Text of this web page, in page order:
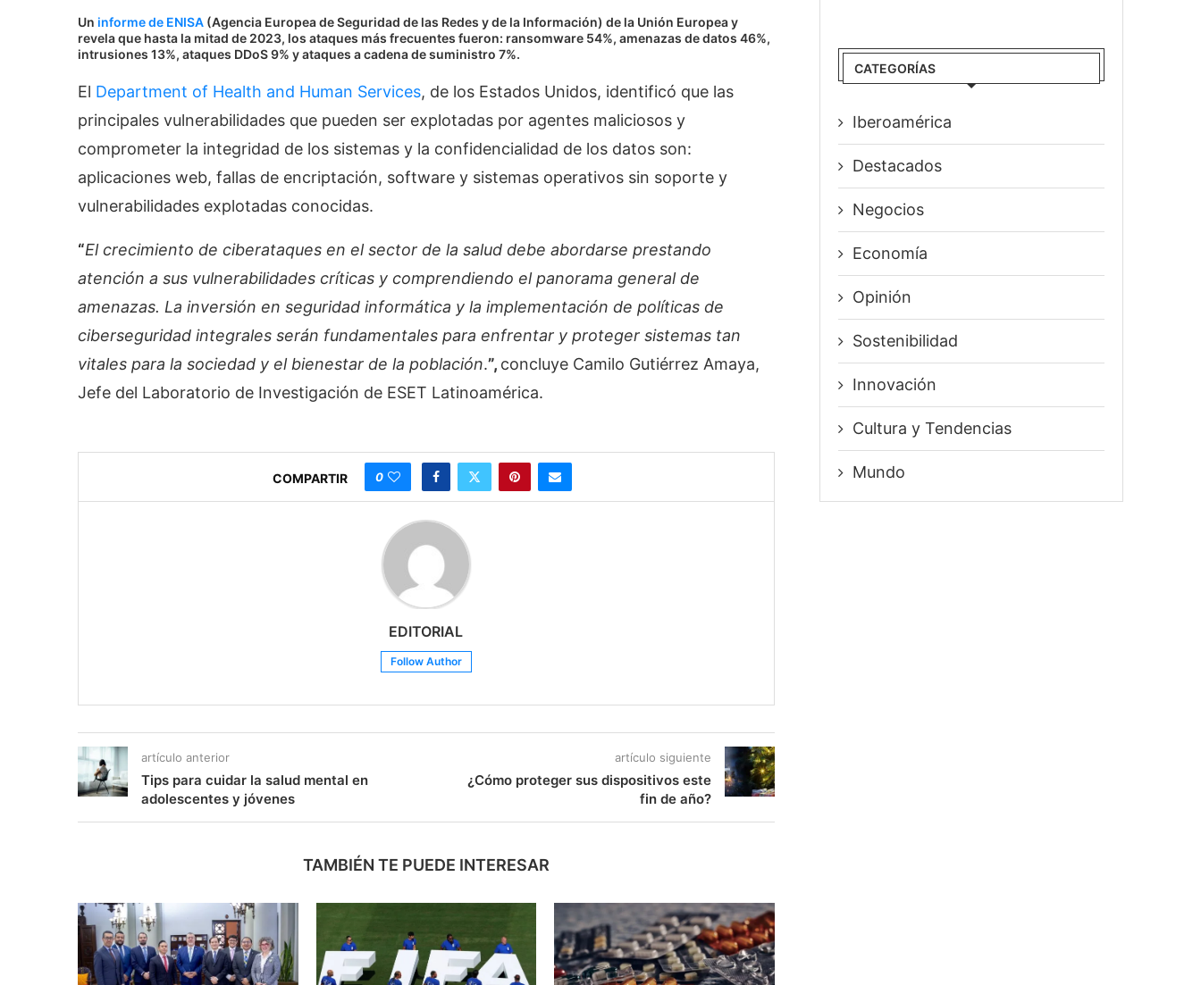
Un informe de ENISA (Agencia Europea de Seguridad de las Redes y de la Información) de la Unión Europea y
revela que hasta la mitad de 2023, los ataques más frecuentes fueron: ransomware 54%, amenazas de datos 46%,
intrusiones 13%, ataques DDoS 9% y ataques a cadena de suministro 7%.
El Department of Health and Human Services, de los Estados Unidos, identificó que las
principales vulnerabilidades que pueden ser explotadas por agentes maliciosos y
comprometer la integridad de los sistemas y la confidencialidad de los datos son:
aplicaciones web, fallas de encriptación, software y sistemas operativos sin soporte y
vulnerabilidades explotadas conocidas.
“El crecimiento de ciberataques en el sector de la salud debe abordarse prestando
atención a sus vulnerabilidades críticas y comprendiendo el panorama general de
amenazas. La inversión en seguridad informática y la implementación de políticas de
ciberseguridad integrales serán fundamentales para enfrentar y proteger sistemas tan
vitales para la sociedad y el bienestar de la población.”, concluye Camilo Gutiérrez Amaya,
Jefe del Laboratorio de Investigación de ESET Latinoamérica.
COMPARTIR 0
EDITORIAL
Follow Author
artículo anterior
Tips para cuidar la salud mental en
adolescentes y jóvenes
artículo siguiente
¿Cómo proteger sus dispositivos este
fin de año?
TAMBIÉN TE PUEDE INTERESAR
CATEGORÍAS
Iberoamérica
Destacados
Negocios
Economía
Opinión
Sostenibilidad
Innovación
⁠Cultura y Tendencias
Mundo